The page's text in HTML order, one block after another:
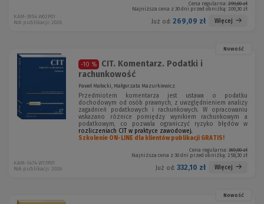
Cena regularna: 299,00 zł
Najniższa cena z 30 dni przed obniżką: 209,30 zł
Już od: 269,09 zł Więcej
KAM-3954 W02P01
Rok publikacji: 2026
Nowość
-10 %
CIT. Komentarz. Podatki i
rachunkowość
Paweł Małecki, Małgorzata Mazurkiewicz
Przedmiotem komentarza jest ustawa o podatku
dochodowym od osób prawnych, z uwzględnieniem analizy
zagadnień podatkowych i rachunkowych. W opracowaniu
wskazano różnice pomiędzy wynikiem rachunkowym a
podatkowym, co pozwala ograniczyć ryzyko błędów w
rozliczeniach CIT w praktyce zawodowej.
Szkolenie ON-LINE dla klientów publikacji GRATIS!
Cena regularna: 369,00 zł
Najniższa cena z 30 dni przed obniżką: 258,30 zł
Już od: 332,10 zł Więcej
KAM-1474 W17P01
Rok publikacji: 2026
Nowość